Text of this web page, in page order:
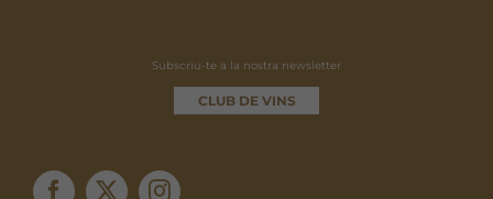
Subscriu-te a la nostra newsletter
CLUB DE VINS